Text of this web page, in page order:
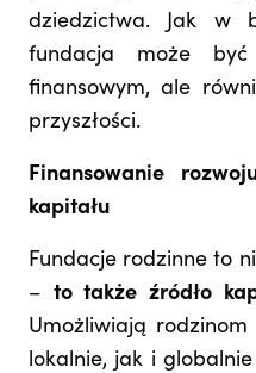
dziedzictwa. Jak w
fundacja może
finansowym, ale
przyszłości.
Finansowanie
kapitału
Fundacje rodzinne to
– to także źródło
Umożliwiają
lokalnie, jak i